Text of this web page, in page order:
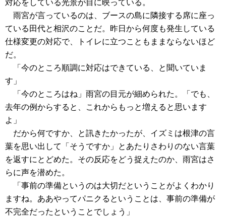
対応をしている光景が目に映っている。
雨宮が言っているのは、ブースの島に隣接する席に座っ
ている田代と相沢のことだ。昨日から何度も発生している
仕様変更の対応で、トイレに立つこともままならないほど
だ。
「今のところ順調に対応はできている、と聞いていま
す」
「今のところはね」雨宮の目元が細められた。「でも、
去年の例からすると、これからもっと増えると思います
よ」
だから何ですか、と訊きたかったが、イズミは根津の言
葉を思い出して「そうですか」とあたりさわりのない言葉
を返すにとどめた。その反応をどう捉えたのか、雨宮はさ
らに声を潜めた。
「事前の準備というのは大切だということがよくわかり
ますね。ああやってパニクるということは、事前の準備が
不完全だったということでしょう」